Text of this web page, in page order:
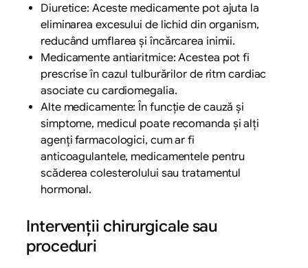
Diuretice: Aceste medicamente pot ajuta la
eliminarea excesului de lichid din organism,
reducând umflarea și încărcarea inimii.
Medicamente antiaritmice: Acestea pot fi
prescrise în cazul tulburărilor de ritm cardiac
asociate cu cardiomegalia.
Alte medicamente: În funcție de cauză și
simptome, medicul poate recomanda și alți
agenți farmacologici, cum ar fi
anticoagulantele, medicamentele pentru
scăderea colesterolului sau tratamentul
hormonal.
Intervenții chirurgicale sau
proceduri